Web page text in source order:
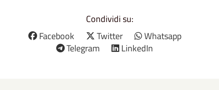
Condividi su:
Facebook
Twitter
Whatsapp
Telegram
LinkedIn